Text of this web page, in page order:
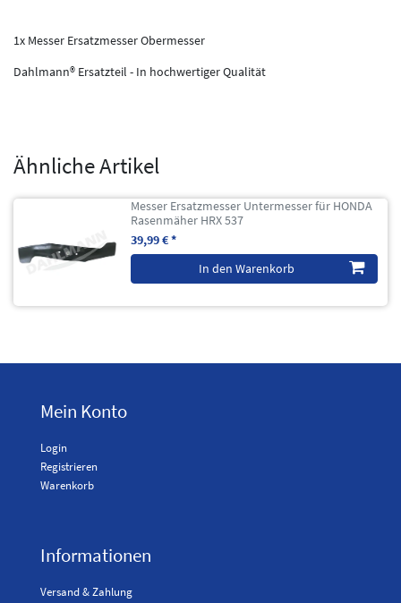
1x Messer Ersatzmesser Obermesser
Dahlmann® Ersatzteil - In hochwertiger Qualität
Ähnliche Artikel
Messer Ersatzmesser Untermesser für HONDA
Rasenmäher HRX 537
39,99 € *
In den Warenkorb
Mein Konto
Login
Registrieren
Warenkorb
Informationen
Versand & Zahlung